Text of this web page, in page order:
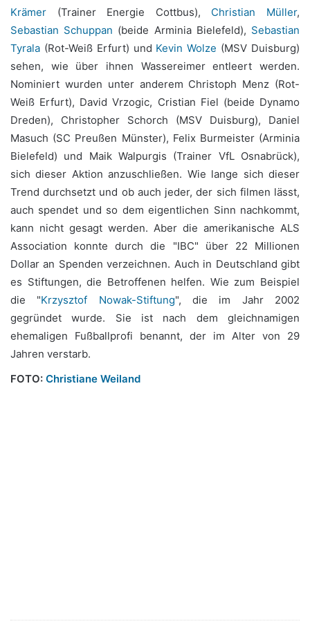
Krämer (Trainer Energie Cottbus), Christian Müller,
Sebastian Schuppan (beide Arminia Bielefeld), Sebastian
Tyrala (Rot-Weiß Erfurt) und Kevin Wolze (MSV Duisburg)
sehen, wie über ihnen Wassereimer entleert werden.
Nominiert wurden unter anderem Christoph Menz (Rot-
Weiß Erfurt), David Vrzogic, Cristian Fiel (beide Dynamo
Dreden), Christopher Schorch (MSV Duisburg), Daniel
Masuch (SC Preußen Münster), Felix Burmeister (Arminia
Bielefeld) und Maik Walpurgis (Trainer VfL Osnabrück),
sich dieser Aktion anzuschließen. Wie lange sich dieser
Trend durchsetzt und ob auch jeder, der sich filmen lässt,
auch spendet und so dem eigentlichen Sinn nachkommt,
kann nicht gesagt werden. Aber die amerikanische ALS
Association konnte durch die "IBC" über 22 Millionen
Dollar an Spenden verzeichnen. Auch in Deutschland gibt
es Stiftungen, die Betroffenen helfen. Wie zum Beispiel
die "Krzysztof Nowak-Stiftung", die im Jahr 2002
gegründet wurde. Sie ist nach dem gleichnamigen
ehemaligen Fußballprofi benannt, der im Alter von 29
Jahren verstarb.
FOTO: Christiane Weiland